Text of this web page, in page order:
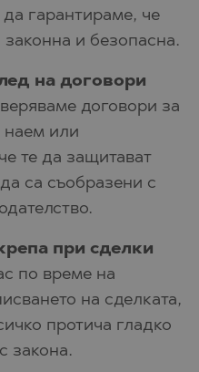
гарантираме, че
и безопасна.
на договори
договори за
наем или
те да защитават
са съобразени с
при сделки
по време на
на сделката,
протича гладко
закона.